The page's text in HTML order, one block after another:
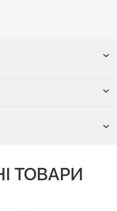
ТОВАРИ